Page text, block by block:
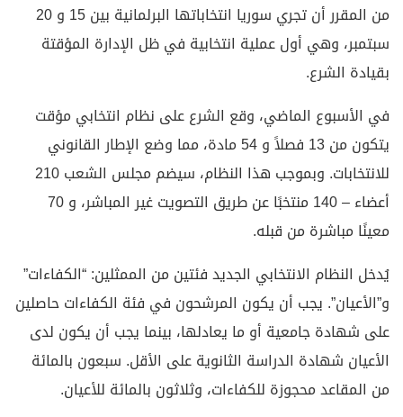
من المقرر أن تجري سوريا انتخاباتها البرلمانية بين 15 و 20
سبتمبر، وهي أول عملية انتخابية في ظل الإدارة المؤقتة
بقيادة الشرع.
في الأسبوع الماضي، وقع الشرع على نظام انتخابي مؤقت
يتكون من 13 فصلاً و 54 مادة، مما وضع الإطار القانوني
للانتخابات. وبموجب هذا النظام، سيضم مجلس الشعب 210
أعضاء – 140 منتخبًا عن طريق التصويت غير المباشر، و 70
معينًا مباشرة من قبله.
يُدخل النظام الانتخابي الجديد فئتين من الممثلين: “الكفاءات”
و”الأعيان”. يجب أن يكون المرشحون في فئة الكفاءات حاصلين
على شهادة جامعية أو ما يعادلها، بينما يجب أن يكون لدى
الأعيان شهادة الدراسة الثانوية على الأقل. سبعون بالمائة
من المقاعد محجوزة للكفاءات، وثلاثون بالمائة للأعيان.